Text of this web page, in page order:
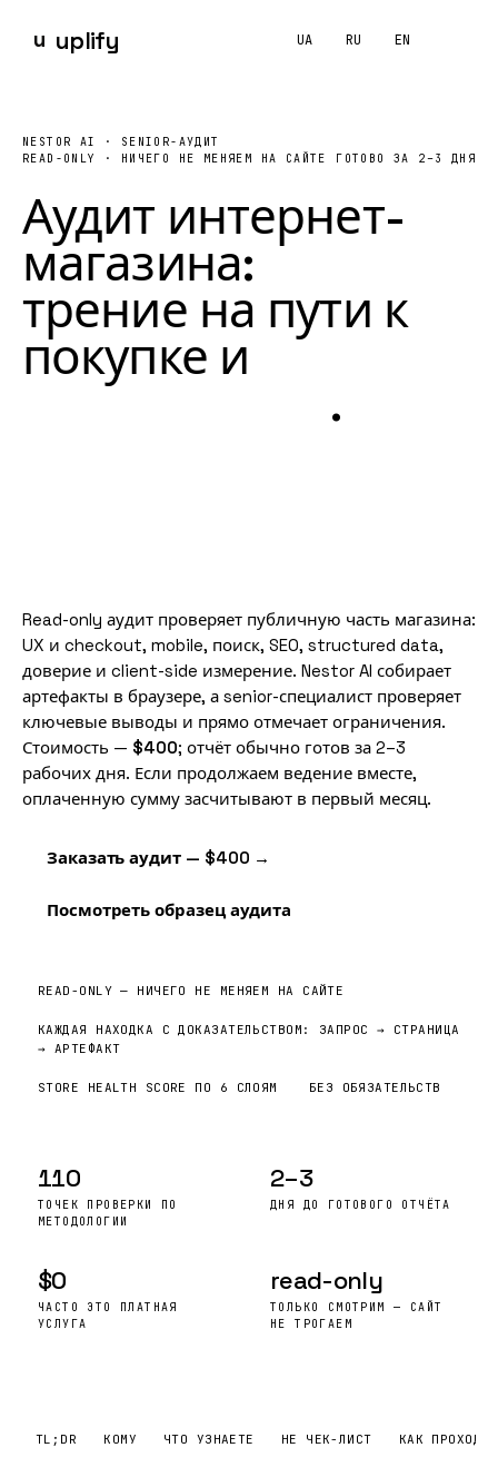
u uplify UA RU EN
UPLIFY проводит read-only аудит публичной части
NESTOR AI · SENIOR-АУДИТ
READ-ONLY · НИЧЕГО НЕ МЕНЯЕМ НА САЙТЕ
ГОТОВО ЗА 2–3 ДНЯ
Аудит интернет-
магазина:
трение на пути к
покупке и план
исправлений .
Read-only аудит проверяет публичную часть магазина:
UX и checkout, mobile, поиск, SEO, structured data,
доверие и client-side измерение. Nestor AI собирает
артефакты в браузере, а senior-специалист проверяет
ключевые выводы и прямо отмечает ограничения.
Стоимость — $400; отчёт обычно готов за 2–3
рабочих дня. Если продолжаем ведение вместе,
оплаченную сумму засчитывают в первый месяц.
Заказать аудит — $400 →
Посмотреть образец аудита
READ-ONLY — НИЧЕГО НЕ МЕНЯЕМ НА САЙТЕ
КАЖДАЯ НАХОДКА С ДОКАЗАТЕЛЬСТВОМ: ЗАПРОС → СТРАНИЦА
→ АРТЕФАКТ
STORE HEALTH SCORE ПО 6 СЛОЯМ БЕЗ ОБЯЗАТЕЛЬСТВ
110
ТОЧЕК ПРОВЕРКИ ПО
МЕТОДОЛОГИИ
2–3
ДНЯ ДО ГОТОВОГО ОТЧЁТА
$0
ЧАСТО ЭТО ПЛАТНАЯ
УСЛУГА
read-only
ТОЛЬКО СМОТРИМ — САЙТ
НЕ ТРОГАЕМ
TL;DR КОМУ ЧТО УЗНАЕТЕ НЕ ЧЕК-ЛИСТ КАК ПРОХОДИТ